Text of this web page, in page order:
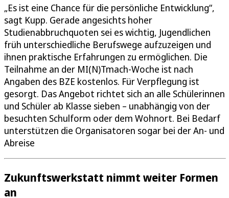
„Es ist eine Chance für die persönliche Entwicklung“,
sagt Kupp. Gerade angesichts hoher
Studienabbruchquoten sei es wichtig, Jugendlichen
früh unterschiedliche Berufswege aufzuzeigen und
ihnen praktische Erfahrungen zu ermöglichen. Die
Teilnahme an der MI(N)Tmach-Woche ist nach
Angaben des BZE kostenlos. Für Verpflegung ist
gesorgt. Das Angebot richtet sich an alle Schülerinnen
und Schüler ab Klasse sieben – unabhängig von der
besuchten Schulform oder dem Wohnort. Bei Bedarf
unterstützen die Organisatoren sogar bei der An- und
Abreise
Zukunftswerkstatt nimmt weiter Formen
an